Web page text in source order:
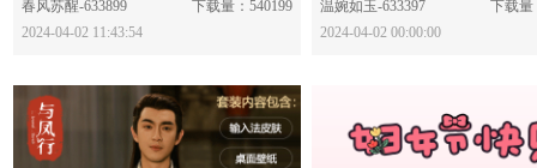
分享：
春风苏醒-633899
下载量：540199
2024-04-02 11:43:54
分享：
温婉如玉-633397
下载量
2024-04-02 00:00:00